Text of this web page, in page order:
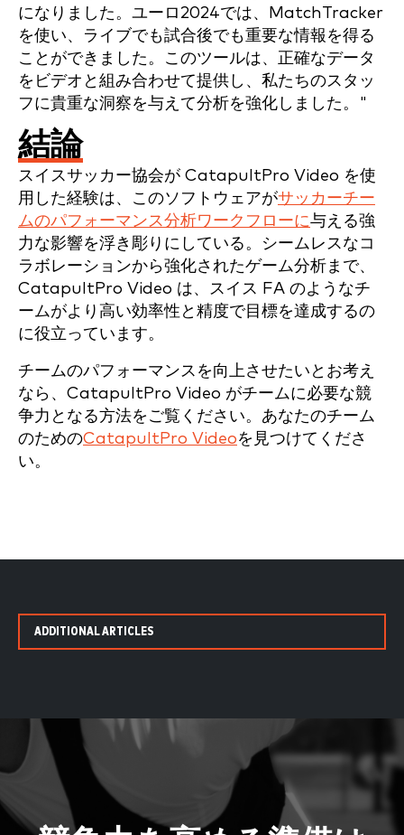
になりました。ユーロ2024では、MatchTracker
を使い、ライブでも試合後でも重要な情報を得る
ことができました。このツールは、正確なデータ
をビデオと組み合わせて提供し、私たちのスタッ
フに貴重な洞察を与えて分析を強化しました。"
結論
スイスサッカー協会が CatapultPro Video を使
用した経験は、このソフトウェアがサッカーチー
ムのパフォーマンス分析ワークフローに与える強
力な影響を浮き彫りにしている。シームレスなコ
ラボレーションから強化されたゲーム分析まで、
CatapultPro Video は、スイス FA のようなチ
ームがより高い効率性と精度で目標を達成するの
に役立っています。
チームのパフォーマンスを向上させたいとお考え
なら、CatapultPro Video がチームに必要な競
争力となる方法をご覧ください。あなたのチーム
のためのCatapultPro Videoを見つけてくださ
い。
ADDITIONAL ARTICLES